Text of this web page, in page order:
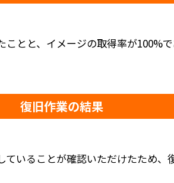
とと、イメージの取得率が100%
復旧作業の結果
いることが確認いただけたため、